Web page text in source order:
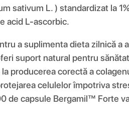
sativum L. ) standardizat la
acid L-ascorbic.
a suplimenta dieta zilnică
suport natural pentru
la producerea corectă a
celulelor împotriva
de capsule Bergamil™ Forte